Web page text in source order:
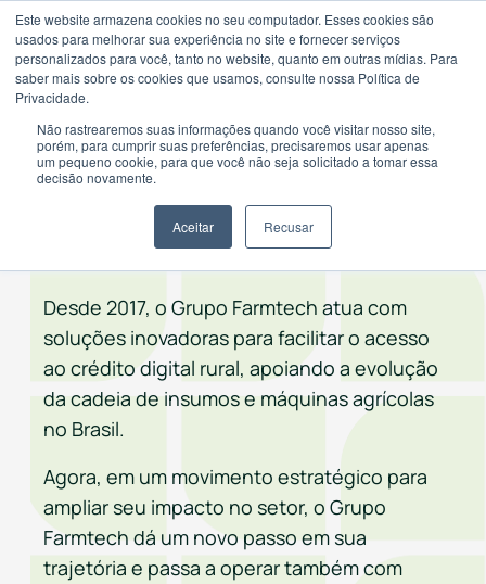
Este website armazena cookies no seu computador. Esses cookies são
usados ​​para melhorar sua experiência no site e fornecer serviços
personalizados para você, tanto no website, quanto em outras mídias. Para
saber mais sobre os cookies que usamos, consulte nossa Política de
Privacidade.
Não rastrearemos suas informações quando você visitar nosso site,
porém, para cumprir suas preferências, precisaremos usar apenas
um pequeno cookie, para que você não seja solicitado a tomar essa
decisão novamente.
Aceitar Recusar
Um novo passo na jornada de
transformação do crédito
para o agronegócio.
Desde 2017, o Grupo Farmtech atua com
soluções inovadoras para facilitar o acesso
ao crédito digital rural, apoiando a evolução
da cadeia de insumos e máquinas agrícolas
no Brasil.
Agora, em um movimento estratégico para
ampliar seu impacto no setor, o Grupo
Farmtech dá um novo passo em sua
trajetória e passa a operar também com